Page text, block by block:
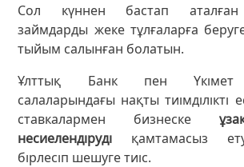
Сол күннен бастап
займдарды жеке тұлғаларға
тыйым салынған болатын.
Ұлттық Банк пен Үкімет
салаларындағы нақты тиімділікті
ставкалармен бизнеске
несиелендіруді қамтамасыз
бірлесіп шешуге тиіс.